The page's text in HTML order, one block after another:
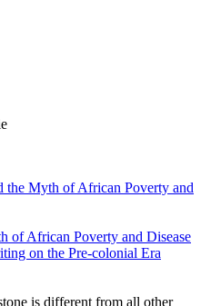
of African Poverty and Disease
on the Pre-colonial Era
is different from all other